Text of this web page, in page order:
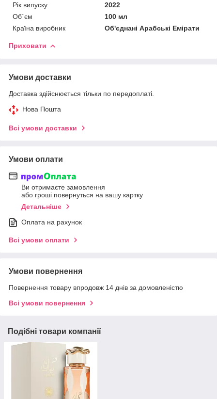
Рік випуску
2022
Об`єм
100 мл
Країна виробник
Об'єднані Арабські Емірати
Приховати
Умови доставки
Доставка здійснюється тільки по передоплаті.
Нова Пошта
Всі умови доставки
Умови оплати
Ви отримаєте замовлення
або гроші повернуться на вашу картку
Детальніше
Оплата на рахунок
Всі умови оплати
Умови повернення
Повернення товару впродовж 14 днів за домовленістю
Всі умови повернення
Подібні товари компанії